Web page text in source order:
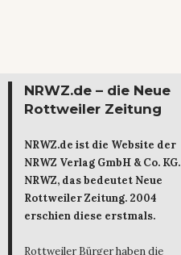
NRWZ.de – die Neue
Rottweiler Zeitung
NRWZ.de ist die Website der
NRWZ Verlag GmbH & Co. KG.
NRWZ, das bedeutet Neue
Rottweiler Zeitung. 2004
erschien diese erstmals.
Rottweiler Bürger haben die